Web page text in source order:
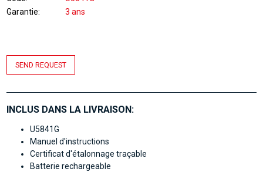
Garantie
3 ans
SEND REQUEST
INCLUS DANS LA LIVRAISON:
U5841G
Manuel d'instructions
Certificat d'étalonnage traçable
Batterie rechargeable